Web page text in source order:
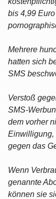
bis 4,99
Mehrere
hatten sich
SMS
Verstoß
SMS-
dem vorher
Einwilligung,
gegen das
Wenn
genannte
können sie